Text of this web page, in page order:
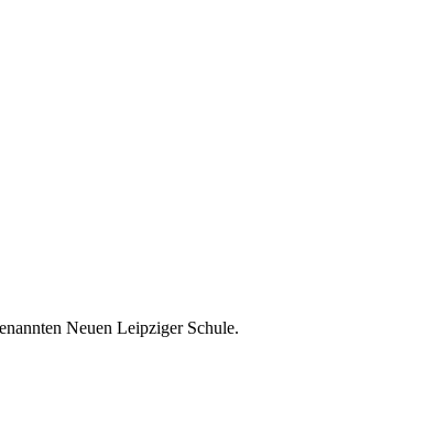
Neuen Leipziger Schule.